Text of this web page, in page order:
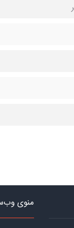
منوی